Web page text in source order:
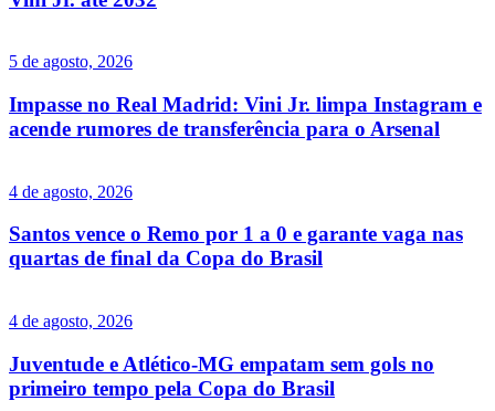
5 de agosto, 2026
Impasse no Real Madrid: Vini Jr. limpa Instagram e
acende rumores de transferência para o Arsenal
4 de agosto, 2026
Santos vence o Remo por 1 a 0 e garante vaga nas
quartas de final da Copa do Brasil
4 de agosto, 2026
Juventude e Atlético-MG empatam sem gols no
primeiro tempo pela Copa do Brasil